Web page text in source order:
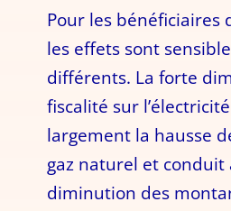
Pour les bénéficiaires
les effets sont
différents. La forte
fiscalité sur
largement la hausse
gaz naturel et conduit
diminution des